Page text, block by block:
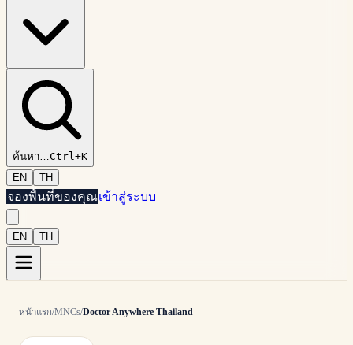
ค้นหา…Ctrl+K
EN
TH
จองพื้นที่ของคุณเข้าสู่ระบบ
EN TH
หน้าแรก/MNCs/Doctor Anywhere Thailand